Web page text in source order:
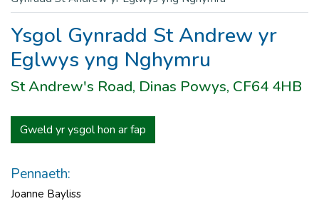
Ysgol Gynradd St Andrew yr
Eglwys yng Nghymru
St Andrew's Road, Dinas Powys, CF64 4HB
Gweld yr ysgol hon ar fap
Pennaeth:
Joanne Bayliss